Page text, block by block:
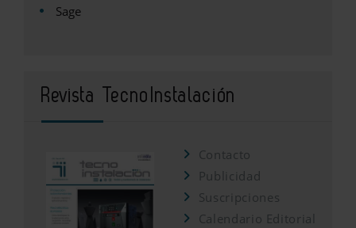
Sage
Revista TecnoInstalación
Contacto
Publicidad
Suscripciones
Calendario Editorial